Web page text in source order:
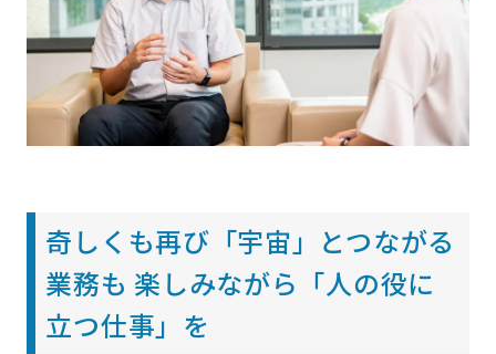
奇しくも再び「宇宙」とつながる
業務も 楽しみながら「人の役に
立つ仕事」を